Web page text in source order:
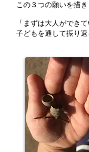
この３つの願いを描き
「まずは大人ができて
子どもを通して振り返